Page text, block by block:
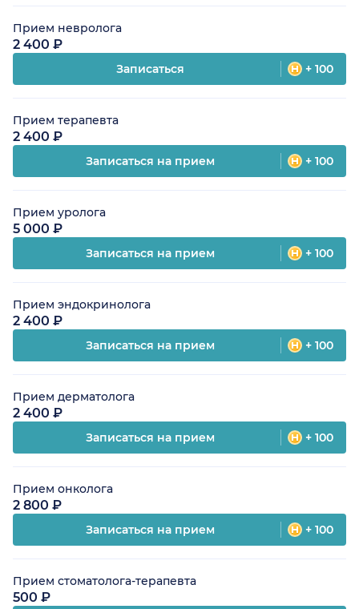
Прием невролога
2 400 ₽
Записаться + 100
Прием терапевта
2 400 ₽
Записаться на прием + 100
Прием уролога
5 000 ₽
Записаться на прием + 100
Прием эндокринолога
2 400 ₽
Записаться на прием + 100
Прием дерматолога
2 400 ₽
Записаться на прием + 100
Прием онколога
2 800 ₽
Записаться на прием + 100
Прием стоматолога-терапевта
500 ₽